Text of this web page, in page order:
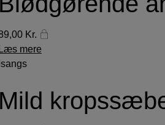
Kr.
Læs mere
Isangs
Mild